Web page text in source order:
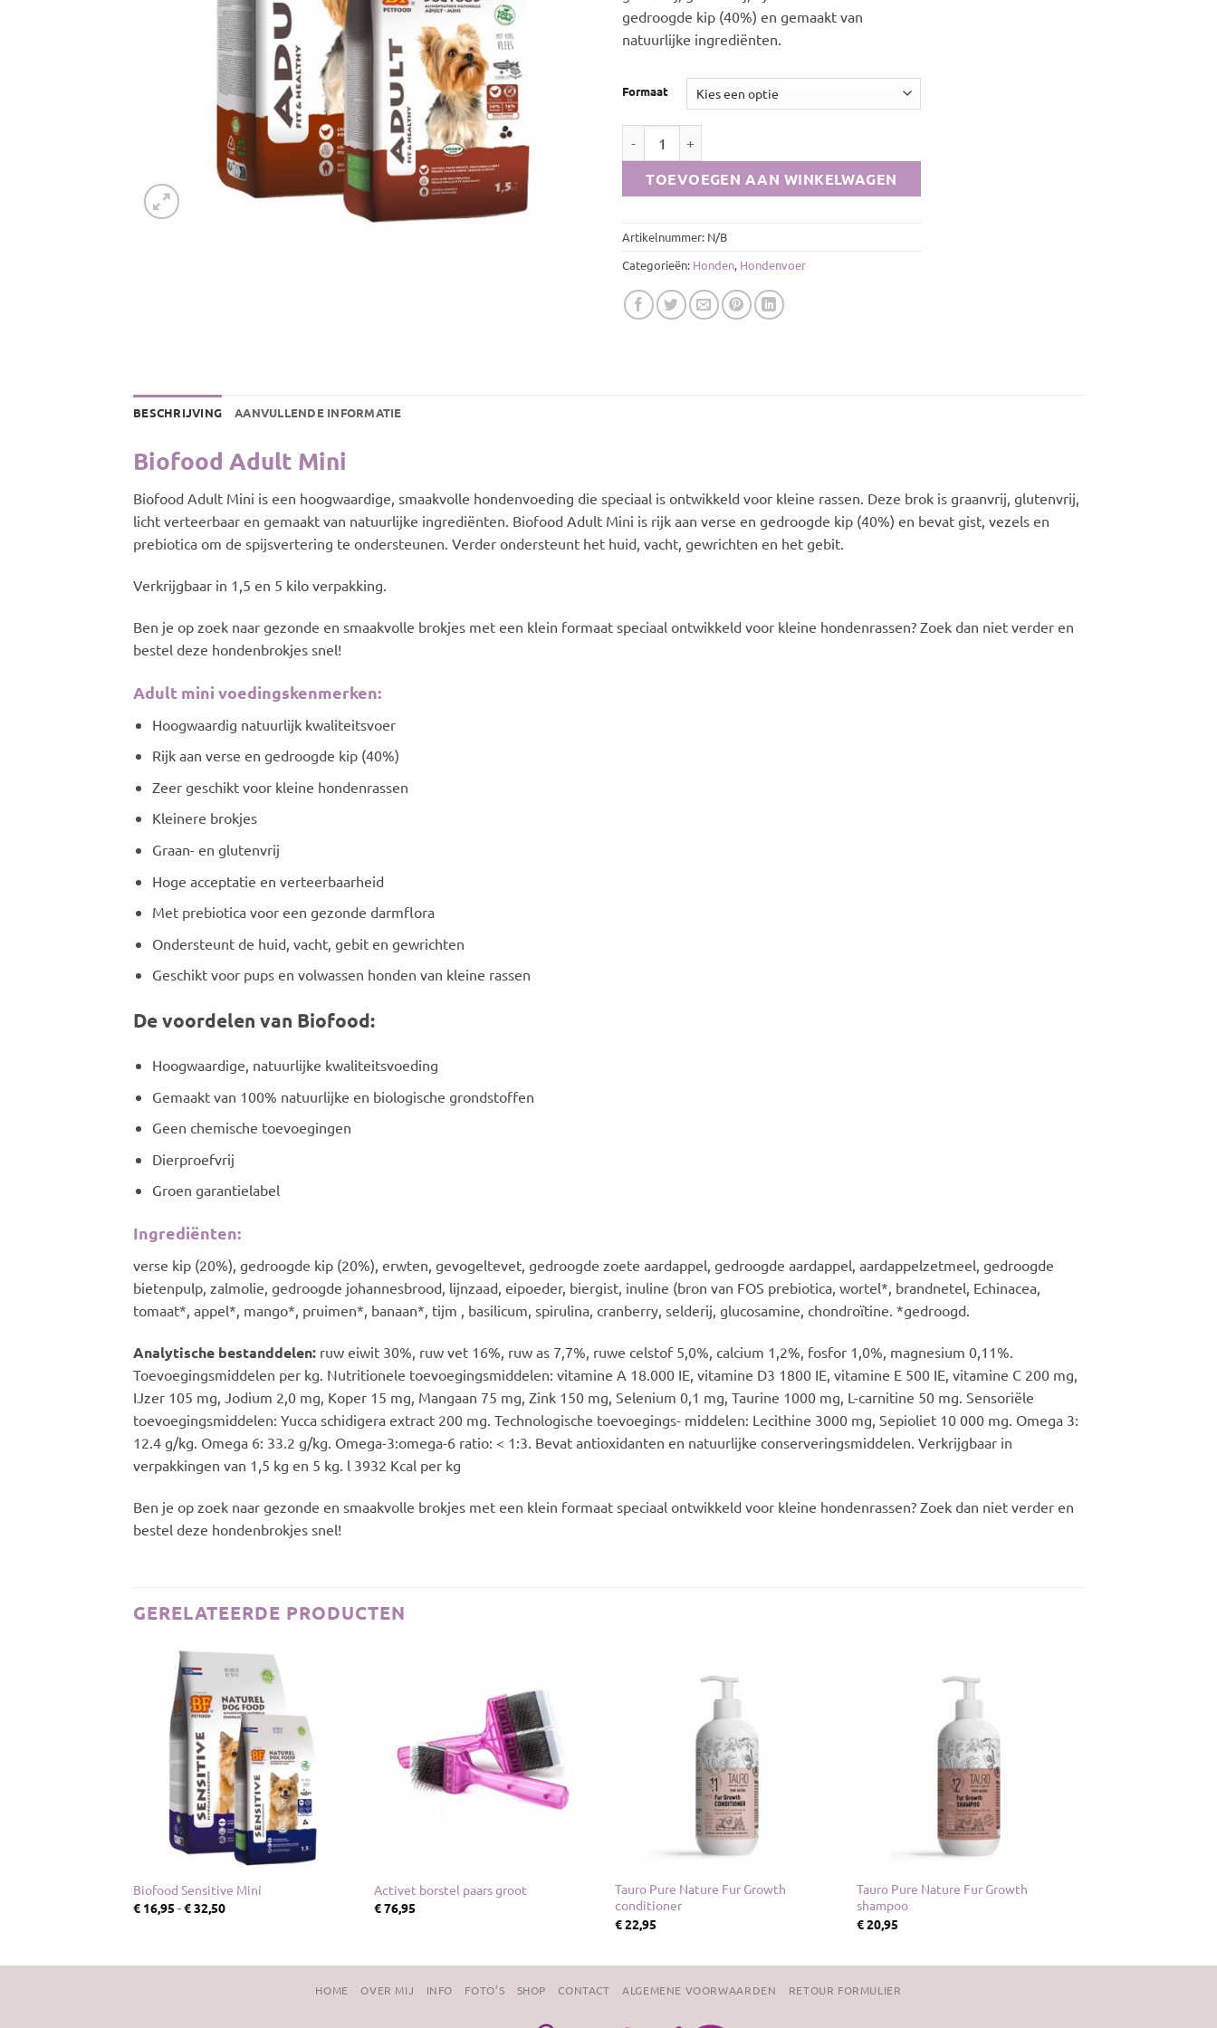
gedroogde kip (40%) en gemaakt van
natuurlijke ingrediënten.
Formaat
TOEVOEGEN AAN WINKELWAGEN
Artikelnummer: N/B
Categorieën: Honden, Hondenvoer
BESCHRIJVING AANVULLENDE INFORMATIE
Biofood Adult Mini
Biofood Adult Mini is een hoogwaardige, smaakvolle hondenvoeding die speciaal is ontwikkeld voor kleine rassen. Deze brok is graanvrij, glutenvrij,
licht verteerbaar en gemaakt van natuurlijke ingrediënten. Biofood Adult Mini is rijk aan verse en gedroogde kip (40%) en bevat gist, vezels en
prebiotica om de spijsvertering te ondersteunen. Verder ondersteunt het huid, vacht, gewrichten en het gebit.
Verkrijgbaar in 1,5 en 5 kilo verpakking.
Ben je op zoek naar gezonde en smaakvolle brokjes met een klein formaat speciaal ontwikkeld voor kleine hondenrassen? Zoek dan niet verder en
bestel deze hondenbrokjes snel!
Adult mini voedingskenmerken:
Hoogwaardig natuurlijk kwaliteitsvoer
Rijk aan verse en gedroogde kip (40%)
Zeer geschikt voor kleine hondenrassen
Kleinere brokjes
Graan- en glutenvrij
Hoge acceptatie en verteerbaarheid
Met prebiotica voor een gezonde darmflora
Ondersteunt de huid, vacht, gebit en gewrichten
Geschikt voor pups en volwassen honden van kleine rassen
De voordelen van Biofood:
Hoogwaardige, natuurlijke kwaliteitsvoeding
Gemaakt van 100% natuurlijke en biologische grondstoffen
Geen chemische toevoegingen
Dierproefvrij
Groen garantielabel
Ingrediënten:
verse kip (20%), gedroogde kip (20%), erwten, gevogeltevet, gedroogde zoete aardappel, gedroogde aardappel, aardappelzetmeel, gedroogde
bietenpulp, zalmolie, gedroogde johannesbrood, lijnzaad, eipoeder, biergist, inuline (bron van FOS prebiotica, wortel*, brandnetel, Echinacea,
tomaat*, appel*, mango*, pruimen*, banaan*, tijm , basilicum, spirulina, cranberry, selderij, glucosamine, chondroïtine. *gedroogd.
Analytische bestanddelen: ruw eiwit 30%, ruw vet 16%, ruw as 7,7%, ruwe celstof 5,0%, calcium 1,2%, fosfor 1,0%, magnesium 0,11%.
Toevoegingsmiddelen per kg. Nutritionele toevoegingsmiddelen: vitamine A 18.000 IE, vitamine D3 1800 IE, vitamine E 500 IE, vitamine C 200 mg,
IJzer 105 mg, Jodium 2,0 mg, Koper 15 mg, Mangaan 75 mg, Zink 150 mg, Selenium 0,1 mg, Taurine 1000 mg, L-carnitine 50 mg. Sensoriële
toevoegingsmiddelen: Yucca schidigera extract 200 mg. Technologische toevoegings- middelen: Lecithine 3000 mg, Sepioliet 10 000 mg. Omega 3:
12.4 g/kg. Omega 6: 33.2 g/kg. Omega-3:omega-6 ratio: < 1:3. Bevat antioxidanten en natuurlijke conserveringsmiddelen. Verkrijgbaar in
verpakkingen van 1,5 kg en 5 kg. l 3932 Kcal per kg
Ben je op zoek naar gezonde en smaakvolle brokjes met een klein formaat speciaal ontwikkeld voor kleine hondenrassen? Zoek dan niet verder en
bestel deze hondenbrokjes snel!
GERELATEERDE PRODUCTEN
Biofood Sensitive Mini
€16,95 -€32,50Prijsklasse:
Activet borstel paars groot
€76,95
Tauro Pure Nature Fur Growth
conditioner
€22,95
Tauro Pure Nature Fur Growth
shampoo
€20,95
HOME OVER MIJ INFO FOTO’S SHOP CONTACT ALGEMENE VOORWAARDEN RETOUR FORMULIER